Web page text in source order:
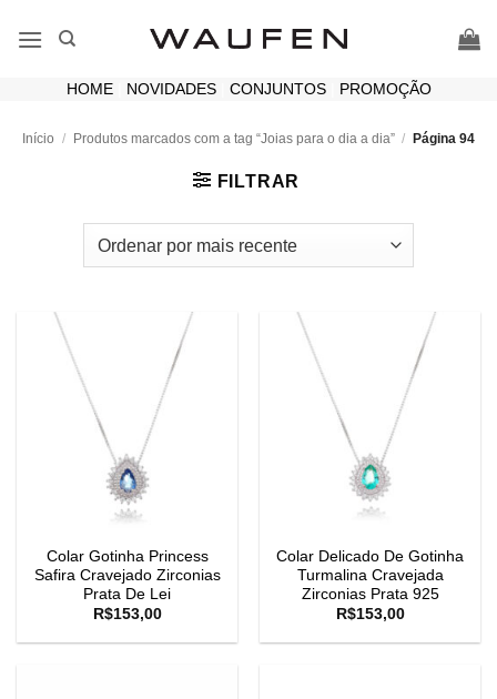
HOME| NOVIDADES| CONJUNTOS| PROMOÇÃO
Início / Produtos marcados com a tag “Joias para o dia a dia” / Página 94
FILTRAR
Colar Gotinha Princess
Safira Cravejado Zirconias
Prata De Lei
R$153,00
Colar Delicado De Gotinha
Turmalina Cravejada
Zirconias Prata 925
R$153,00